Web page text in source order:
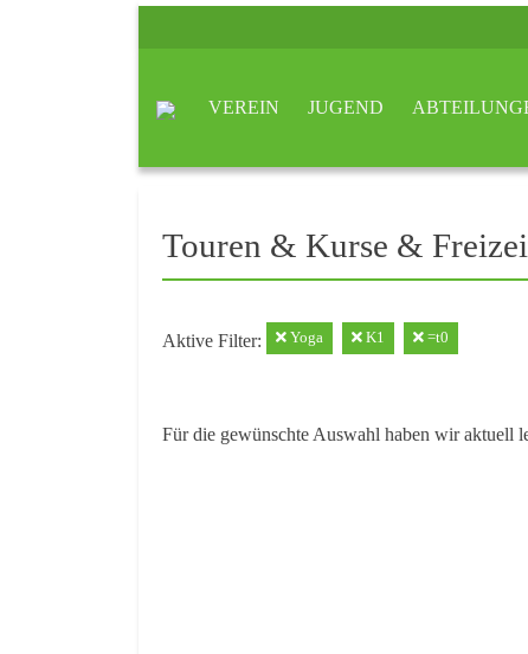
VEREIN JUGEND
Touren & Kurse &
Aktive Filter: Yoga K1 =t0
Für die gewünschte Auswahl haben wir aktuell